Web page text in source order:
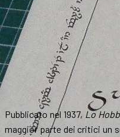
Pubblicato nel 1937, Lo
maggior parte dei critici un